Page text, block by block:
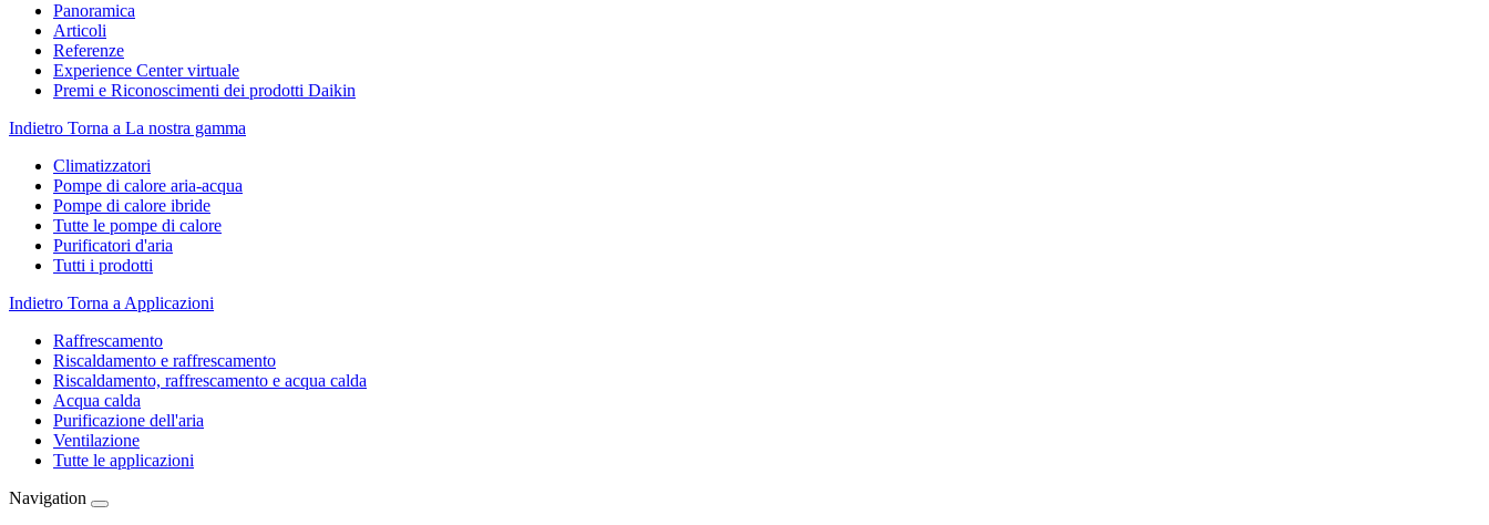
Panoramica
Articoli
Referenze
Experience Center virtuale
Premi e Riconoscimenti dei prodotti Daikin
Indietro Torna a La nostra gamma
Climatizzatori
Pompe di calore aria-acqua
Pompe di calore ibride
Tutte le pompe di calore
Purificatori d'aria
Tutti i prodotti
Indietro Torna a Applicazioni
Raffrescamento
Riscaldamento e raffrescamento
Riscaldamento, raffrescamento e acqua calda
Acqua calda
Purificazione dell'aria
Ventilazione
Tutte le applicazioni
Navigation